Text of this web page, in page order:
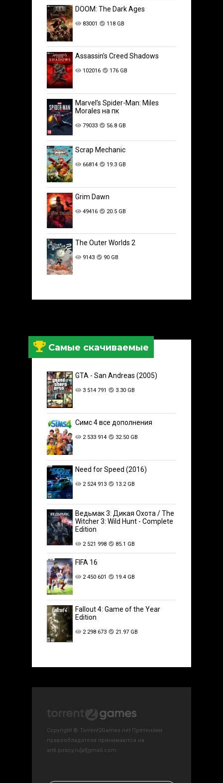
DOOM: The Dark Ages
83001 118 GB
Assassin's Creed Shadows
102016 176 GB
Marvel’s Spider-Man: Miles
Morales на пк
79033 56.8 GB
Scrap Mechanic
66814 19.3 GB
Grim Dawn
49416 20.5 GB
The Outer Worlds 2
9143 90 GB
Самые скачиваемые
GTA - San Andreas (2005)
3 514 791 3.30 GB
Симс 4 все дополнения
2 533 914 32.50 GB
Need for Speed (2016)
2 524 913 13.2 GB
Ведьмак 3: Дикая Охота / The
Witcher 3: Wild Hunt - Complete
Edition
2 521 998 85.1 GB
FIFA 16
2 450 601 19.4 GB
Fallout 4: Game of the Year
Edition
2 298 673 21.97 GB
Copyright © Torrent2Games.net Претензии
правообладателя принимаются на
anti.piracy.ru[at]gmail.com